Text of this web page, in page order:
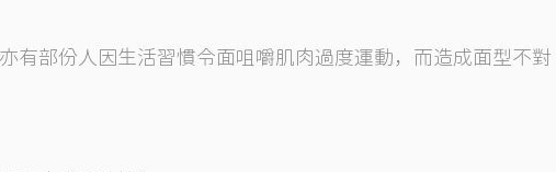
有部份人因生活習慣令面咀嚼肌肉過度運動，而造成面型不對